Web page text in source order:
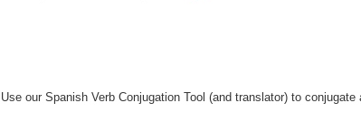
Use our Spanish Verb Conjugation Tool (and translator) to